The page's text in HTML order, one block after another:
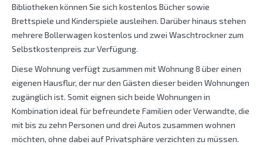
Bibliotheken können Sie sich kostenlos Bücher sowie
Brettspiele und Kinderspiele ausleihen. Darüber hinaus stehen
mehrere Bollerwagen kostenlos und zwei Waschtrockner zum
Selbstkostenpreis zur Verfügung.
Diese Wohnung verfügt zusammen mit Wohnung 8 über einen
eigenen Hausflur, der nur den Gästen dieser beiden Wohnungen
zugänglich ist. Somit eignen sich beide Wohnungen in
Kombination ideal für befreundete Familien oder Verwandte, die
mit bis zu zehn Personen und drei Autos zusammen wohnen
möchten, ohne dabei auf Privatsphäre verzichten zu müssen.